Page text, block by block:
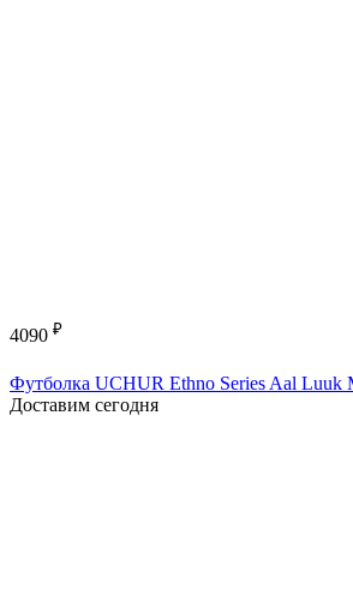
4090 ₽
Футболка UCHUR Ethno Series Aal Luuk
Доставим сегодня